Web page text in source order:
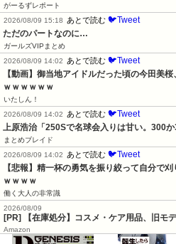
がーるずレポート
2026/08/09 15:18
あとで読む 🐦Tweet
ただのパートなのに…
ガールズVIPまとめ
2026/08/09 14:02
あとで読む 🐦Tweet
【動画】御当地アイドルだった頃の今田美
ｗｗｗｗｗｗ
いたしん！
2026/08/09 14:02
あとで読む 🐦Tweet
上原浩治「250Sで名球会入りは甘い。300か
まとめブレイド
2026/08/09 14:02
あとで読む 🐦Tweet
【悲報】精一杯の勇気を振り絞って自分で
ｗｗｗｗ
働く大人の非常識
2026/08/09
[PR] 【在庫処分】コスメ・ケア用品、旧モ
Amazon